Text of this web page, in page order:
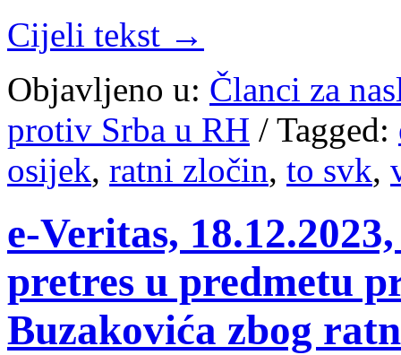
Cijeli tekst →
Objavljeno u: Članci za
protiv Srba u RH / Tagged:
osijek, ratni zločin, to svk,
e-Veritas,
pretres u predmetu
Buzakovića zbog